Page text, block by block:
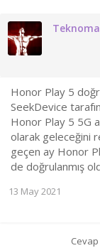
u
b
a
ş
t
a
n
g
r
i
h
i
Honor Play 5
SeekDevice
Honor Play 5 5G
olarak geleceğini
geçen ay Honor
de doğrulanmış
13 May 2021